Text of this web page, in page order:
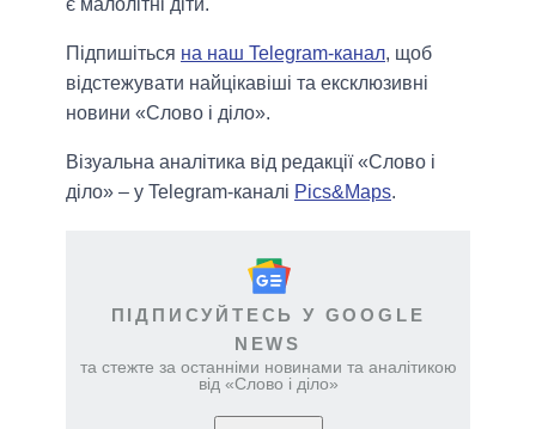
є малолітні діти.
Підпишіться на наш Telegram-канал, щоб
відстежувати найцікавіші та ексклюзивні
новини «Слово і діло».
Візуальна аналітика від редакції «Слово і
діло» – у Telegram-каналі Pics&Maps.
ПІДПИСУЙТЕСЬ У GOOGLE
NEWS
та стежте за останніми новинами та аналітикою
від «Слово і діло»